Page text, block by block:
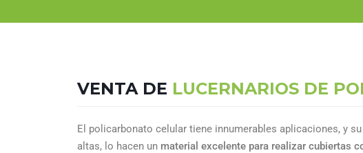
VENTA DE LUCERNARIOS DE
El policarbonato celular tiene innumerables aplicaciones, y
altas, lo hacen un material excelente para realizar cubiertas